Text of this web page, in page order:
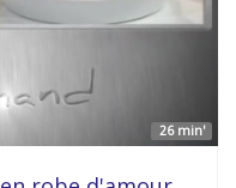
26 min'